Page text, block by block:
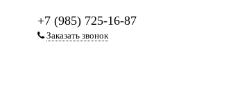
+7 (985) 725-16-87
Заказать звонок